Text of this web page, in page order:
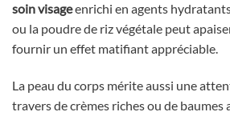
soin visageenrichi en agents
ou la poudre de riz végétale peut
fournir un effet matifiant appréciable.
La peau du corps mérite aussi une
travers de crèmes riches ou de baumes